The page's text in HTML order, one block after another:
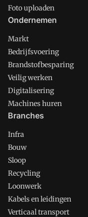
Foto uploaden
Ondernemen
Markt
Bedrijfsvoering
Brandstofbesparing
Veilig werken
Digitalisering
Machines huren
Branches
Infra
Bouw
Sloop
Recycling
Loonwerk
Kabels en leidingen
Verticaal transport